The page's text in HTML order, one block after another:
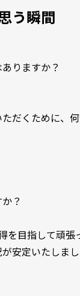
う瞬間
りますか？
だくために、
？
目指して頑張
安定いたしま